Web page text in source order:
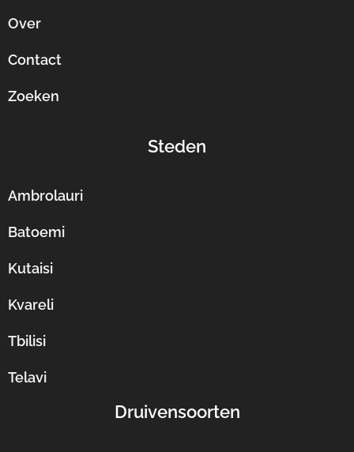
Over
Contact
Zoeken
Steden
Ambrolauri
Batoemi
Kutaisi
Kvareli
Tbilisi
Telavi
Druivensoorten